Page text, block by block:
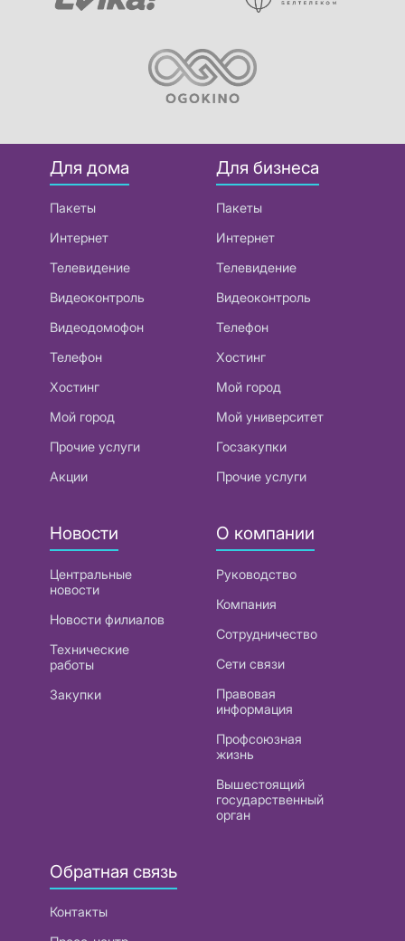
Для дома
Пакеты
Интернет
Телевидение
Видеоконтроль
Видеодомофон
Телефон
Хостинг
Мой город
Прочие услуги
Акции
Для бизнеса
Пакеты
Интернет
Телевидение
Видеоконтроль
Телефон
Хостинг
Мой город
Мой университет
Госзакупки
Прочие услуги
Новости
Центральные
новости
Новости филиалов
Технические
работы
Закупки
О компании
Руководство
Компания
Сотрудничество
Сети связи
Правовая
информация
Профсоюзная
жизнь
Вышестоящий
государственный
орган
Обратная связь
Контакты